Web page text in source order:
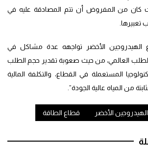
كان من المفروض أن تتم المصادقة عليه في
الهيدروجين الأخضر تواجهه عدة مشاكل في
الطلب العالمي، من حيث صعوبة تقدير حجم الطلب
المستعملة في القطاع، والتكلفة المالية
من المياه عالية الجودة”.
الهيدروجين الأخضر قطاع الطاقة